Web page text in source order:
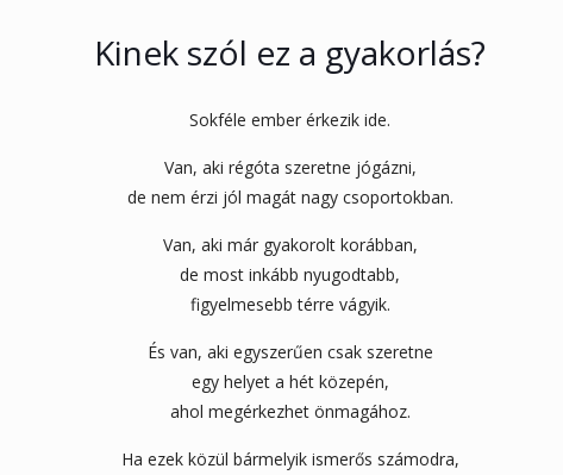
Kinek szól ez a gyakorlás?
Sokféle ember érkezik ide.
Van, aki régóta szeretne jógázni,
de nem érzi jól magát nagy csoportokban.
Van, aki már gyakorolt korábban,
de most inkább nyugodtabb,
figyelmesebb térre vágyik.
És van, aki egyszerűen csak szeretne
egy helyet a hét közepén,
ahol megérkezhet önmagához.
Ha ezek közül bármelyik ismerős számodra,